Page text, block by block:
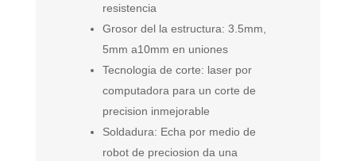
resistencia
Grosor del la estructura: 3.5mm,
5mm a10mm en uniones
Tecnologia de corte: laser por
computadora para un corte de
precision inmejorable
Soldadura: Echa por medio de
robot de preciosion da una